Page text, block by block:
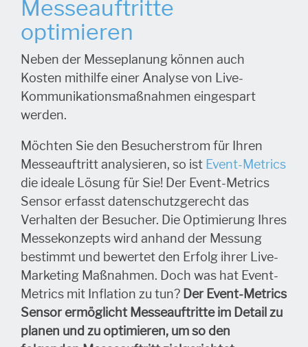
Messeauftritte
optimieren
Neben der Messeplanung können auch
Kosten mithilfe einer Analyse von Live-
Kommunikationsmaßnahmen eingespart
werden.
Möchten Sie den Besucherstrom für Ihren
Messeauftritt analysieren, so ist Event-Metrics
die ideale Lösung für Sie! Der Event-Metrics
Sensor erfasst datenschutzgerecht das
Verhalten der Besucher. Die Optimierung Ihres
Messekonzepts wird anhand der Messung
bestimmt und bewertet den Erfolg ihrer Live-
Marketing Maßnahmen. Doch was hat Event-
Metrics mit Inflation zu tun? Der Event-Metrics
Sensor ermöglicht Messeauftritte im Detail zu
planen und zu optimieren, um so den